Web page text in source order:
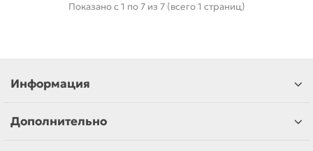
Показано с 1 по 7 из 7 (всего 1 страниц)
Информация
Дополнительно